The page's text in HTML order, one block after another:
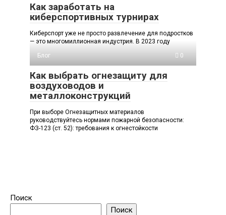
Как заработать на
киберспортивных турнирах
Киберспорт уже не просто развлечение для подростков
— это многомиллионная индустрия. В 2023 году
Блог
0
Как выбрать огнезащиту для
воздуховодов и
металлоконструкций
При выборе Огнезащитных материалов
руководствуйтесь нормами пожарной безопасности:
ФЗ-123 (ст. 52): требования к огнестойкости
Поиск
Поиск